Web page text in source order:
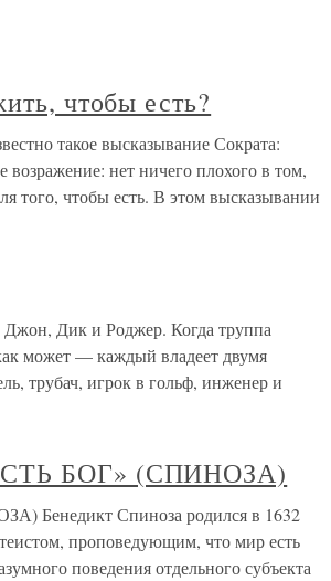
чтобы есть?
такое высказывание Сократа:
нет ничего плохого в том,
того, чтобы есть. В этом высказывании
Дик и Роджер. Когда труппа
может — каждый владеет двумя
трубач, игрок в гольф, инженер и
БОГ» (СПИНОЗА)
Спиноза родился в 1632
проповедующим, что мир есть
поведения отдельного субъекта